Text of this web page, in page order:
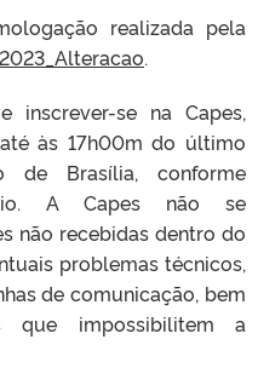
realizada pela
.
inscrever-se na Capes,
às 17h00m do último
de Brasília, conforme
A Capes não se
não recebidas dentro do
problemas técnicos,
de comunicação, bem
impossibilitem a